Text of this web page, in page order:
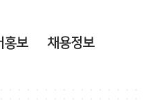
홍보 채용정보